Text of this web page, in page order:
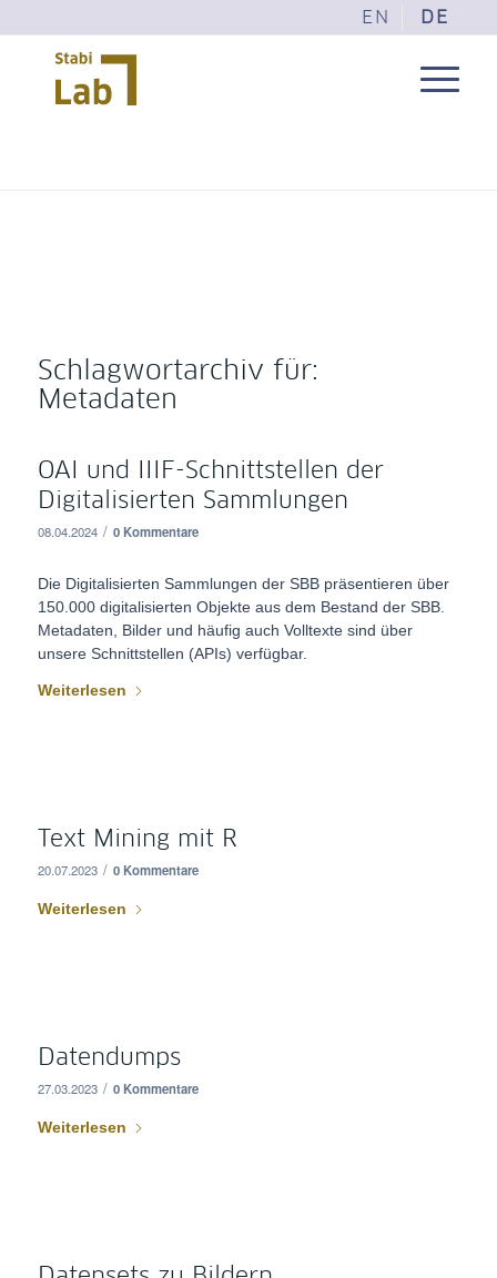
EN DE
Schlagwortarchiv für:
Metadaten
OAI und IIIF-Schnittstellen der
Digitalisierten Sammlungen
08.04.2024 / 0 Kommentare
Die Digitalisierten Sammlungen der SBB präsentieren über
150.000 digitalisierten Objekte aus dem Bestand der SBB.
Metadaten, Bilder und häufig auch Volltexte sind über
unsere Schnittstellen (APIs) verfügbar.
Weiterlesen
Text Mining mit R
20.07.2023 / 0 Kommentare
Weiterlesen
Datendumps
27.03.2023 / 0 Kommentare
Weiterlesen